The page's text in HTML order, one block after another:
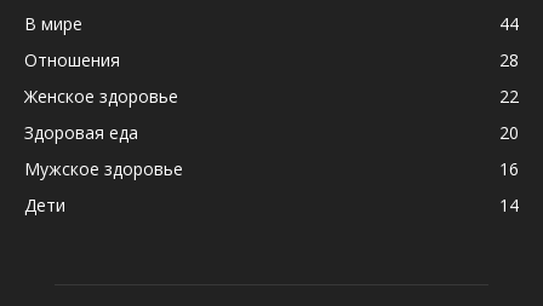
В мире
44
Отношения
28
Женское здоровье
22
Здоровая еда
20
Мужское здоровье
16
Дети
14